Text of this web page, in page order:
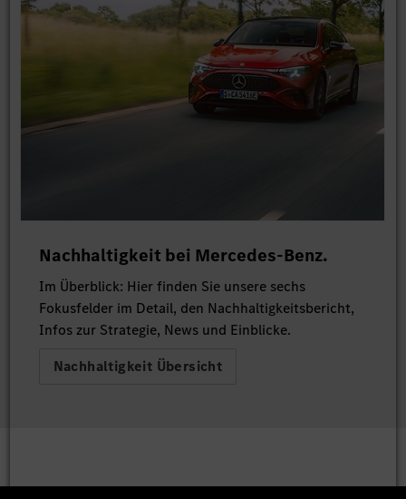
Nachhaltigkeit bei Mercedes-Benz.
Im Überblick: Hier finden Sie unsere sechs
Fokusfelder im Detail, den Nachhaltigkeitsbericht,
Infos zur Strategie, News und Einblicke.
Nachhaltigkeit Übersicht